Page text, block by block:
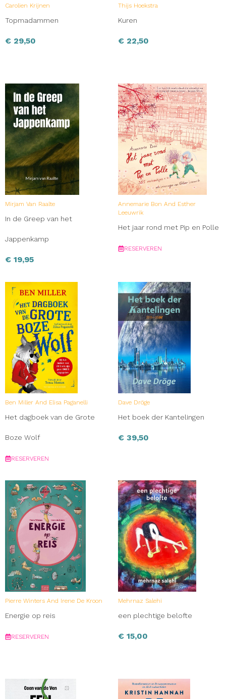
Carolien Krijnen
Topmadammen
€ 29,50
Thijs Hoekstra
Kuren
€ 22,50
Mirjam Van Raalte
In de Greep van het
Jappenkamp
€ 19,95
Annemarie Bon And Esther
Leeuwrik
Het jaar rond met Pip en Polle
RESERVEREN
Ben Miller And Elisa Paganelli
Het dagboek van de Grote
Boze Wolf
RESERVEREN
Dave Dröge
Het boek der Kantelingen
€ 39,50
Pierre Winters And Irene De Kroon
Energie op reis
RESERVEREN
Mehrnaz Salehi
een plechtige belofte
€ 15,00